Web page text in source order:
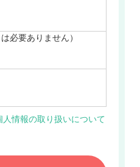
必要ありません）
人情報の取り扱いについて